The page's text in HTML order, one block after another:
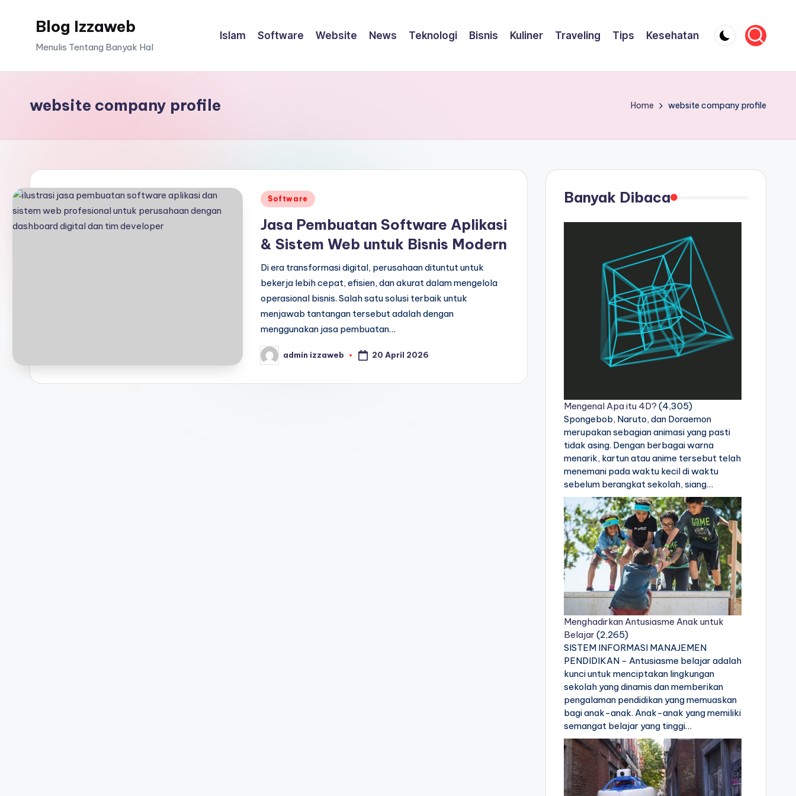
Blog Izzaweb
Menulis Tentang Banyak Hal
Islam Software Website News Teknologi Bisnis Kuliner Traveling Tips Kesehatan
website company profile Home website company profile
Posted
Software
Jasa Pembuatan Software Aplikasi
& Sistem Web untuk Bisnis Modern
Di era transformasi digital, perusahaan dituntut untuk
bekerja lebih cepat, efisien, dan akurat dalam mengelola
operasional bisnis. Salah satu solusi terbaik untuk
menjawab tantangan tersebut adalah dengan
menggunakan jasa pembuatan…
Posted
by
admin izzaweb 20 April 2026
Banyak Dibaca
Mengenal Apa itu 4D? (4,305)
Spongebob, Naruto, dan Doraemon
merupakan sebagian animasi yang pasti
tidak asing. Dengan berbagai warna
menarik, kartun atau anime tersebut telah
menemani pada waktu kecil di waktu
sebelum berangkat sekolah, siang…
Menghadirkan Antusiasme Anak untuk
Belajar (2,265)
SISTEM INFORMASI MANAJEMEN
PENDIDIKAN - Antusiasme belajar adalah
kunci untuk menciptakan lingkungan
sekolah yang dinamis dan memberikan
pengalaman pendidikan yang memuaskan
bagi anak-anak. Anak-anak yang memiliki
semangat belajar yang tinggi…